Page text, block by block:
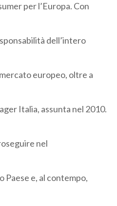
per l’Europa. Con
dell’intero
europeo, oltre a
Italia, assunta nel 2010.
nel
Paese e, al contempo,